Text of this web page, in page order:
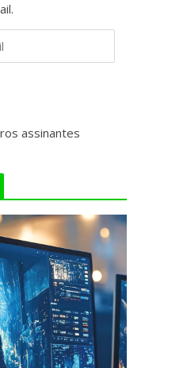
assinantes